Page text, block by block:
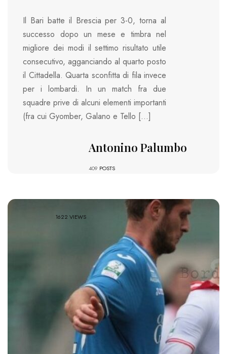
Il Bari batte il Brescia per 3-0, torna al
successo dopo un mese e timbra nel
migliore dei modi il settimo risultato utile
consecutivo, agganciando al quarto posto
il Cittadella. Quarta sconfitta di fila invece
per i lombardi. In un match fra due
squadre prive di alcuni elementi importanti
(fra cui Gyomber, Galano e Tello […]
Antonino Palumbo
409 POSTS
1622 VIEWS